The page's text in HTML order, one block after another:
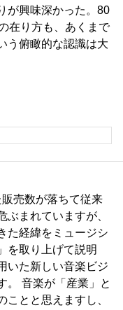
が興味深かった。80
在り方も、あくまで
う俯瞰的な認識は大
売数が落ちて従来
ぶまれていますが、
た経緯をミュージシ
を取り上げて説明
いた新しい音楽ビジ
。 音楽が「産業」と
ことと思えますし、